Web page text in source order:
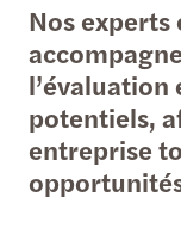
Nos experts
potentiels,
entreprise